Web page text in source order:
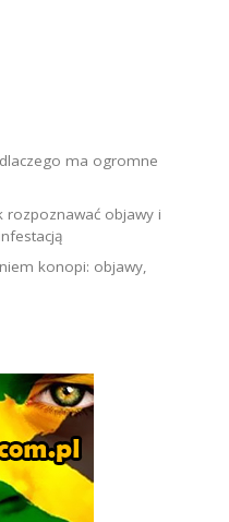
ma ogromne
rozpoznawać objawy i
konopi: objawy,